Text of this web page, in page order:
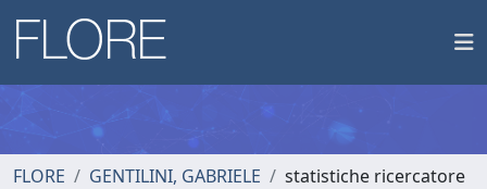
FLORE GENTILINI, GABRIELE statistiche ricercatore